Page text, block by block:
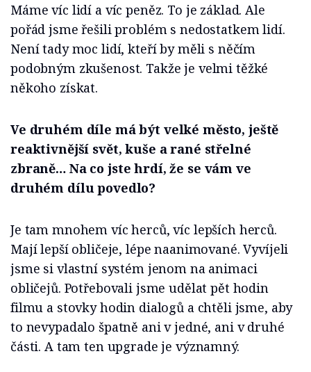
Máme víc lidí a víc peněz. To je základ. Ale
pořád jsme řešili problém s nedostatkem lidí.
Není tady moc lidí, kteří by měli s něčím
podobným zkušenost. Takže je velmi těžké
někoho získat.
Ve druhém díle má být velké město, ještě
reaktivnější svět, kuše a rané střelné
zbraně… Na co jste hrdí, že se vám ve
druhém dílu povedlo?
Je tam mnohem víc herců, víc lepších herců.
Mají lepší obličeje, lépe naanimované. Vyvíjeli
jsme si vlastní systém jenom na animaci
obličejů. Potřebovali jsme udělat pět hodin
filmu a stovky hodin dialogů a chtěli jsme, aby
to nevypadalo špatně ani v jedné, ani v druhé
části. A tam ten upgrade je významný.